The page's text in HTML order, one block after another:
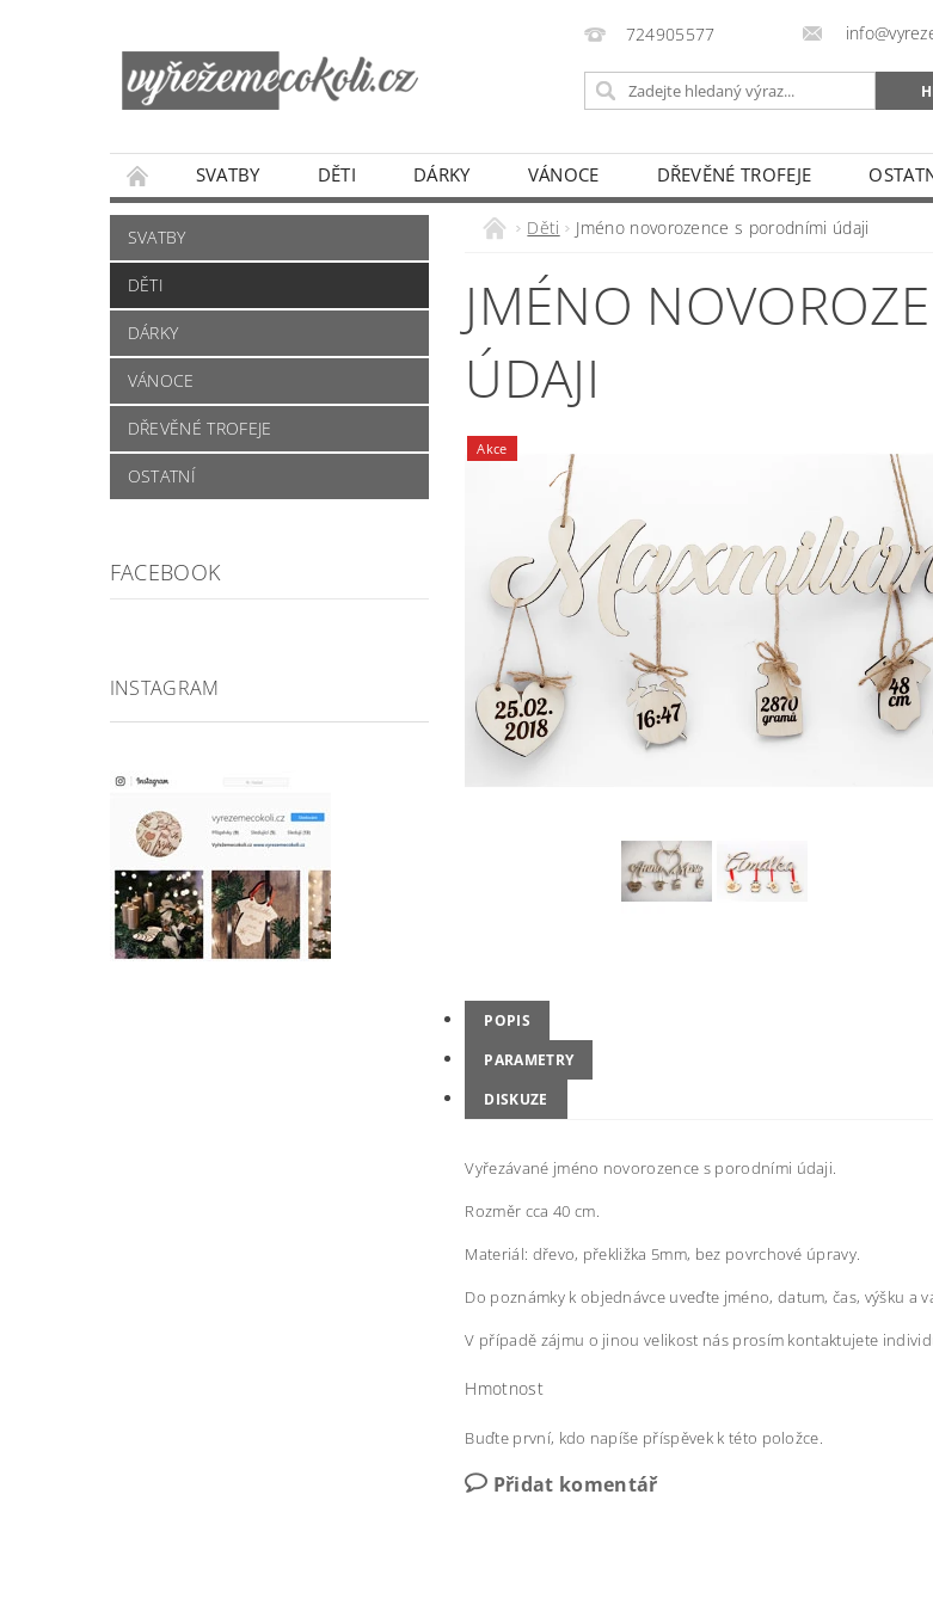
724905577
SVATBY DĚTI DÁRKY VÁNOCE DŘEVĚNÉ TROFEJE
SVATBY
DĚTI
DÁRKY
VÁNOCE
DŘEVĚNÉ TROFEJE
OSTATNÍ
FACEBOOK
INSTAGRAM
Děti Jméno novorozence s porodními údaji
JMÉNO
ÚDAJI
Akce
POPIS
PARAMETRY
DISKUZE
Vyřezávané jméno novorozence s porodními údaji.
Rozměr cca 40 cm.
Materiál: dřevo, překližka 5mm, bez povrchové úpravy.
Do poznámky k objednávce uveďte jméno, datum, čas, výšku a
V případě zájmu o jinou velikost nás prosím kontaktujete
Hmotnost
Buďte první, kdo napíše příspěvek k této položce.
Přidat komentář